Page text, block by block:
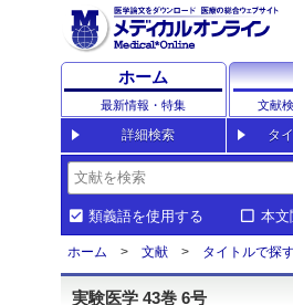
ホーム
最新情報・特集 文献
詳細検索 タ
類義語を使用する 本文
ホーム 文献 タイトルで探
実験医学 43巻 6号